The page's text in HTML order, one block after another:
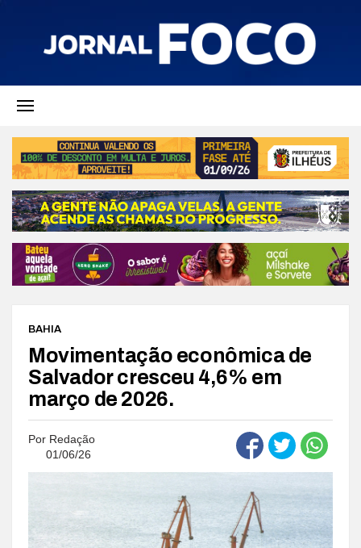
BAHIA
Movimentação econômica de
Salvador cresceu 4,6% em
março de 2026.
Por Redação
01/06/26